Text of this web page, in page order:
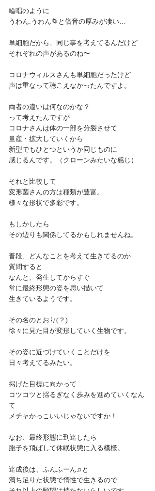
輪唱のように
うわん.うわん🌀と倍音の厚みが凄い…
単細胞だから、同じ事を考えてるんだけど
それぞれの声があるのね〜
コロナウィルスさんも単細胞だったけど
声は重なって聴こえなかったんですよ。
両者の違いは何なのかな？
って考えたんですが
コロナさんは体の一部を分裂させて
量産・拡大していくから
新型でもひとつというか同じものに
感じるんです。（クローンみたいな感じ）
それと比較して
変形菌さんの方は種類が豊富。
様々な形状で多彩です。
もしかしたら
その辺りも関係してるかもしれませんね。
普段、どんなことを考えて生きてるのか
質問すると
なんと、発生してからすぐ
常に最終形態の姿を思い描いて
生きているようです。
その名のとおり(？)
徐々に見た目が変形していく生物です。
その姿に近づけていくことだけを
日々考えてるみたい。
掲げた目標に向かって
コツコツと揺るぎなく歩みを進めていくなん
て
メチャかっこいいじゃないですか！
なお、最終形態に到達したら
胞子を飛ばして休眠状態に入る模様。
達成後は、ふんふーん♫と
満ち足りた状態で惰性で生きるので